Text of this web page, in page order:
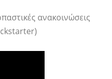
ανακοινώσεις